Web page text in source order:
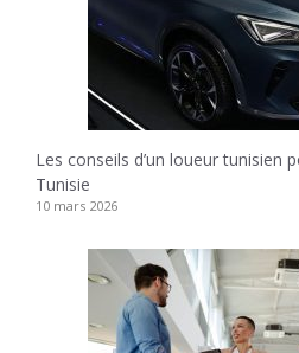
Les conseils d’un loueur tunisien
Tunisie
10 mars 2026